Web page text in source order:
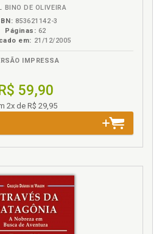
BINO DE OLIVEIRA
853621142-3
Páginas: 62
em: 21/12/2005
IMPRESSA
R$ 59,90
2x de R$ 29,95